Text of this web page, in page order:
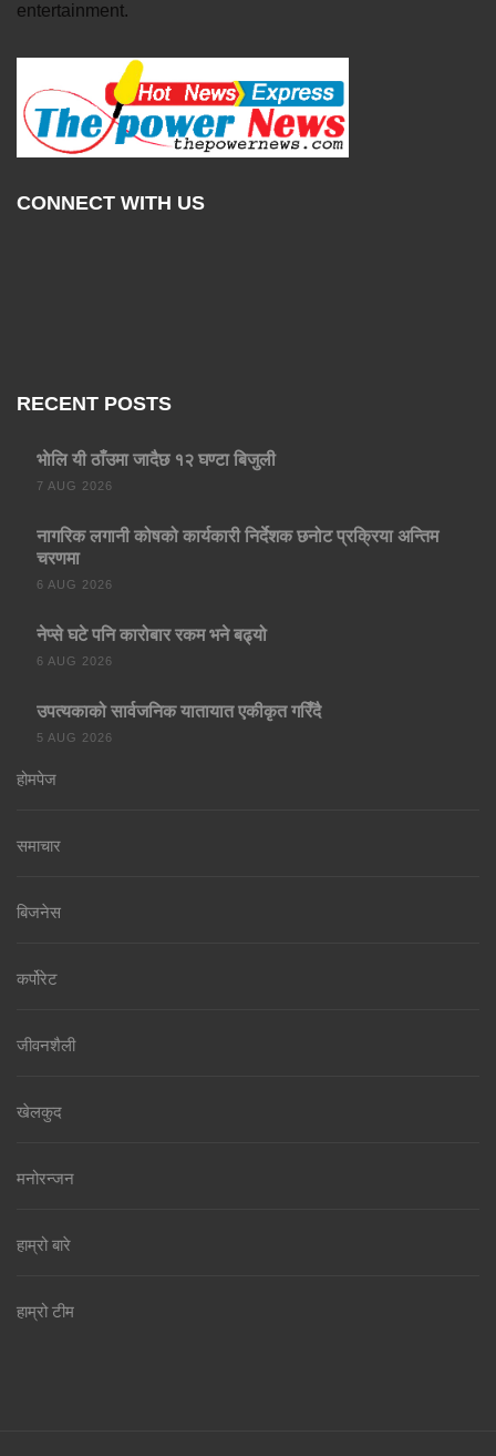
entertainment.
CONNECT WITH US
RECENT POSTS
भाेलि यी ठाँउमा जादैछ १२ घण्टा बिजुली
7 AUG 2026
नागरिक लगानी कोषको कार्यकारी निर्देशक छनोट प्रक्रिया अन्तिम
चरणमा
6 AUG 2026
नेप्से घटे पनि कारोबार रकम भने बढ्यो
6 AUG 2026
उपत्यकाको सार्वजनिक यातायात एकीकृत गरिँदै
5 AUG 2026
होमपेज
समाचार
बिजनेस
कर्पोरेट
जीवनशैली
खेलकुद
मनोरन्जन
हाम्रो बारे
हाम्रो टीम